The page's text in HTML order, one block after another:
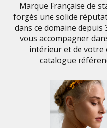
Marque Française de
forgés une solide
dans ce domaine
vous accompagner
intérieur et de votre
catalogue